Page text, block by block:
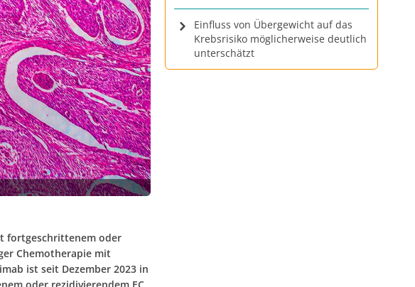
fortgeschrittenem oder
Chemotherapie mit
ist seit Dezember 2023 in
oder rezidivierendem EC
Einfluss von Übergewicht auf das
Krebsrisiko möglicherweise deutlich
unterschätzt